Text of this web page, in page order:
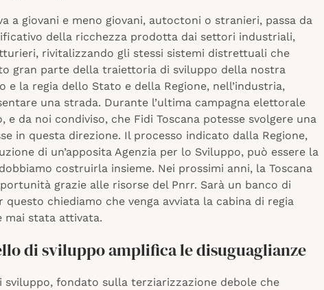
a giovani e meno giovani, autoctoni o stranieri, passa da
della ricchezza prodotta dai settori industriali,
rivitalizzando gli stessi sistemi distrettuali che
gran parte della traiettoria di sviluppo della nostra
e la regia dello Stato e della Regione, nell’industria,
una strada. Durante l’ultima campagna elettorale
da noi condiviso, che Fidi Toscana potesse svolgere una
in questa direzione. Il processo indicato dalla Regione,
di un’apposita Agenzia per lo Sviluppo, può essere la
costruirla insieme. Nei prossimi anni, la Toscana
grazie alle risorse del Pnrr. Sarà un banco di
questo chiediamo che venga avviata la cabina di regia
mai stata attivata.
di sviluppo amplifica le disuguaglianze
sviluppo, fondato sulla terziarizzazione debole che